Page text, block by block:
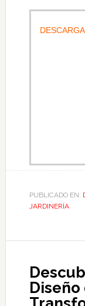
PUBLICADO EN:
JARDINERÍA